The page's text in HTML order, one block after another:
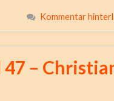
Kommentar
–